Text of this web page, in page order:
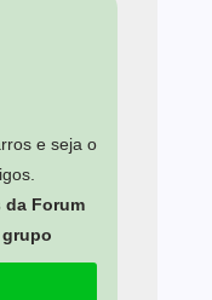
e seja o
da Forum